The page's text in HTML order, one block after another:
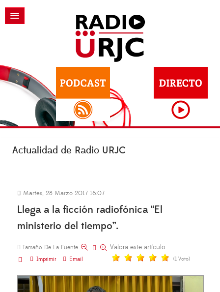
Actualidad de Radio URJC
Martes, 28 Marzo 2017 16:07
Llega a la ficción radiofónica “El
ministerio del tiempo”.
Tamaño De La Fuente
Imprimir
Email
Valora este artículo
(1 Voto)